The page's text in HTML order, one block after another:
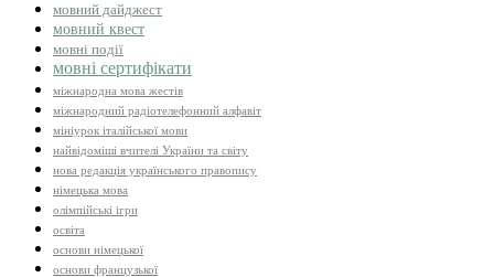
мовний дайджест
мовний квест
мовні події
мовні сертифікати
міжнародна мова жестів
міжнародний радіотелефонний алфавіт
мініурок італійської мови
найвідоміші вчителі України та світу
нова редакція українського правопису
німецька мова
олімпійські ігри
освіта
основи німецької
основи французької